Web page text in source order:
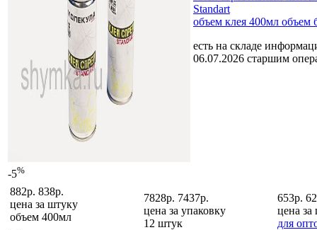
-5%
Standart
объем клея 400мл объем
есть на складе
06.07.2026 старшим
882р. 838р.
цена за штуку
объем 400мл
7828р. 7437р.
цена за упаковку
12 штук
653р.
цена за
для